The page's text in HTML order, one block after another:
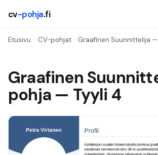
cv-pohja.fi
Etusivu › CV-pohjat › Graafinen Suunnittelija —
Graafinen
pohja — Tyyli 4